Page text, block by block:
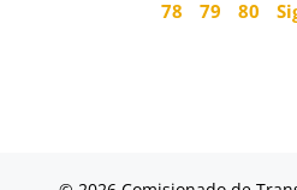
78 79 80